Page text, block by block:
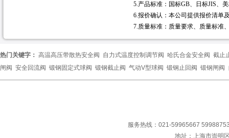
5.产品标准：国标GB、日标JIS、
6.报价确认：本公司提供报价清单
7.质量标准：质量要求、质量标准
热门关键字： 高温高压带散热安全阀 自力式温度控制调节阀 哈氏合金安全阀 截止
闸阀 安全回流阀 锻钢固定式球阀 锻钢截止阀 气动V型球阀 锻钢止回阀 锻钢闸阀
服务热线：021-59965667
地址：上海市崇明